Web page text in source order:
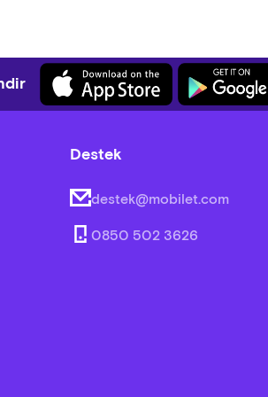
Destek
destek@mobilet.com
0850 502 3626